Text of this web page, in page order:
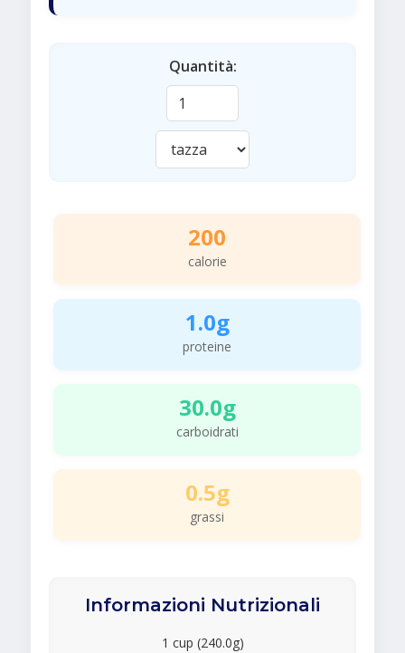
Quantità:
200
calorie
1.0g
proteine
30.0g
carboidrati
0.5g
grassi
Informazioni Nutrizionali
1 cup (240.0g)